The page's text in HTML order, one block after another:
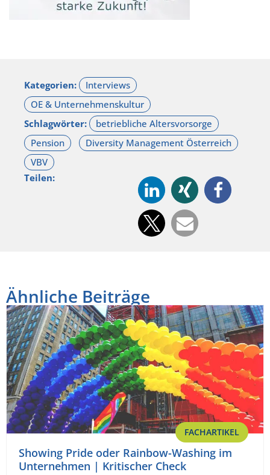
Kategorien:
Schlagwörter:
Teilen:
Ähnliche Beiträge
FACHARTIKEL
Showing Pride oder Rainbow-Washing im
Unternehmen | Kritischer Check